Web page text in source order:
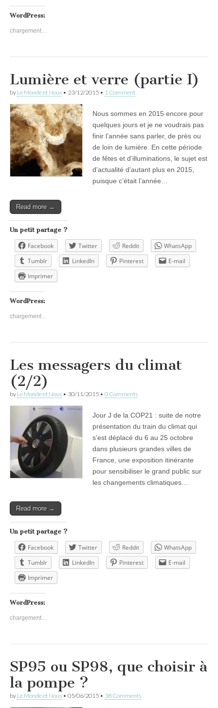
WordPress:
chargement…
Lumière et verre (partie I)
by Le Monde et Nous • 23/12/2015 • 1 Comment
Nous sommes en 2015 encore pour
quelques jours et je ne voudrais pas
finir l’année sans parler, de près ou
de loin de lumière. En cette période
de fêtes et d’illuminations, le sujet est
d’actualité d’autant plus en 2015,
puisque c’était l’année…
Read more →
Un petit partage ?
Facebook Twitter Reddit
WhatsApp
Tumblr
LinkedIn Pinterest
E-mail
Imprimer
WordPress:
chargement…
Les messagers du climat
(2/2)
by Le Monde et Nous • 30/11/2015 • 0 Comments
Jour J de la COP21 : suite de notre
présentation du train du climat qui
s’est déplacé du 6 au 25 octobre
dans plusieurs grandes villes de
France, une exposition itinérante
pour sensibiliser le grand public sur
les changements climatiques…
Read more →
Un petit partage ?
Facebook Twitter Reddit
WhatsApp
Tumblr
LinkedIn Pinterest
E-mail
Imprimer
WordPress:
chargement…
SP95 ou SP98, que choisir à
la pompe ?
by Le Monde et Nous • 05/06/2015 • 38 Comments